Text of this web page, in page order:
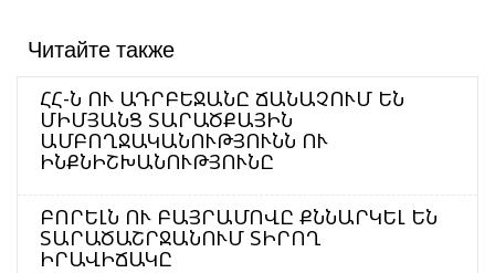
Читайте также
ՀՀ-Ն ՈՒ ԱԴՐԲԵՋԱՆԸ ՃԱՆԱՉՈՒՄ ԵՆ
ՄԻՄՅԱՆՑ ՏԱՐԱԾՔԱՅԻՆ
ԱՄԲՈՂՋԱԿԱՆՈՒԹՅՈՒՆՆ ՈՒ
ԻՆՔՆԻՇԽԱՆՈՒԹՅՈՒՆԸ
ԲՈՐԵԼՆ ՈՒ ԲԱՅՐԱՄՈՎԸ ՔՆՆԱՐԿԵԼ ԵՆ
ՏԱՐԱԾԱՇՐՋԱՆՈՒՄ ՏԻՐՈՂ
ԻՐԱՎԻՃԱԿԸ